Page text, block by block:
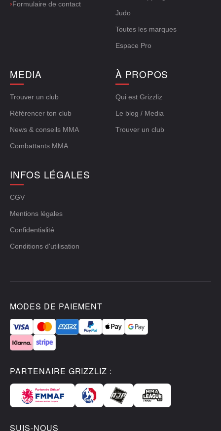
›Formulaire de contact
Judo
Toutes les marques
Espace Pro
MEDIA
Trouver un club
Référencer ton club
News & conseils MMA
Combattants MMA
À PROPOS
Qui est Grizzliz
Le blog / Media
Trouver un club
INFOS LÉGALES
CGV
Mentions légales
Confidentialité
Conditions d'utilisation
MODES DE PAIEMENT
PARTENAIRE GRIZZLIZ :
SUIS-NOUS